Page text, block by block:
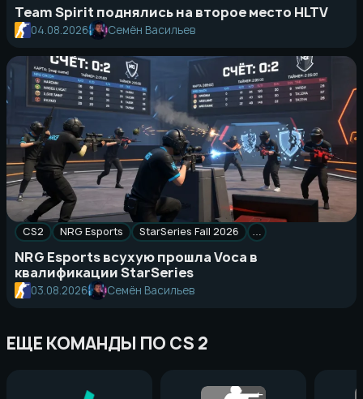
Team Spirit поднялись на второе место HLTV
04.08.2026 Семён Васильев
CS2 NRG Esports StarSeries Fall 2026 …
NRG Esports всухую прошла Voca в
квалификации StarSeries
03.08.2026 Семён Васильев
ЕЩЕ КОМАНДЫ ПО CS 2